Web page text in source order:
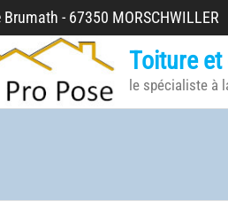
Brumath - 67350 MORSCHWILLER
Toiture
le spécialiste à